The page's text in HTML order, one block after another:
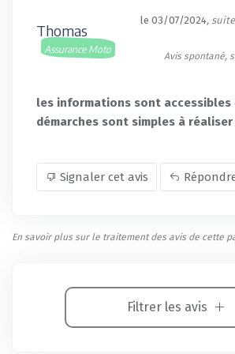
Thomas
Assurance Moto
le 03/07/2024,
Avis spontané,
les informations sont accessibles
démarches sont simples à
Signaler cet avis
En savoir plus sur le traitement des avis de cette
Filtrer les avis